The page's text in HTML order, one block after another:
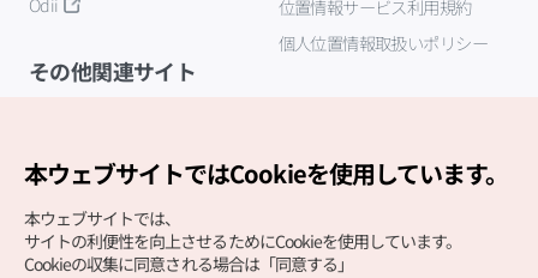
位置情報サービス利用規約
個人位置情報取扱いポリシー
その他関連サイト
本ウェブサイトではCookieを使用しています。
本ウェブサイトでは、
サイトの利便性を向上させるためにCookieを使用しています。
Cookieの収集に同意される場合は「同意する」